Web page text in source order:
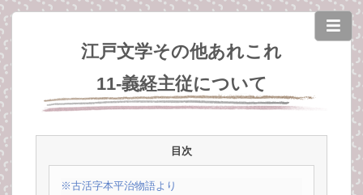
江戸文学その他あれこれ
11-義経主従について
目次
※古活字本平治物語より